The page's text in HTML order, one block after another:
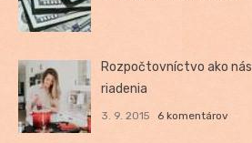
Rozpočtovníctvo ako
riadenia
3. 9. 2015 6 komentárov